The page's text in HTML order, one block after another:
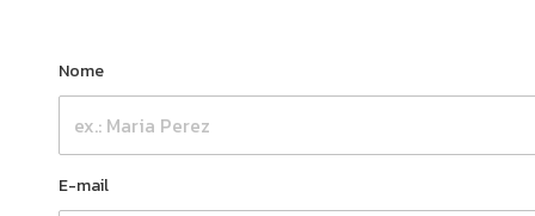
Nome
E-mail